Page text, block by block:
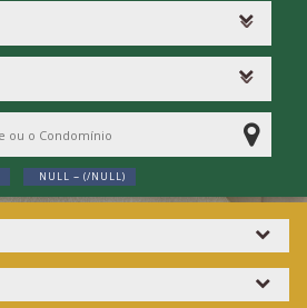
NULL ~ (/NULL)